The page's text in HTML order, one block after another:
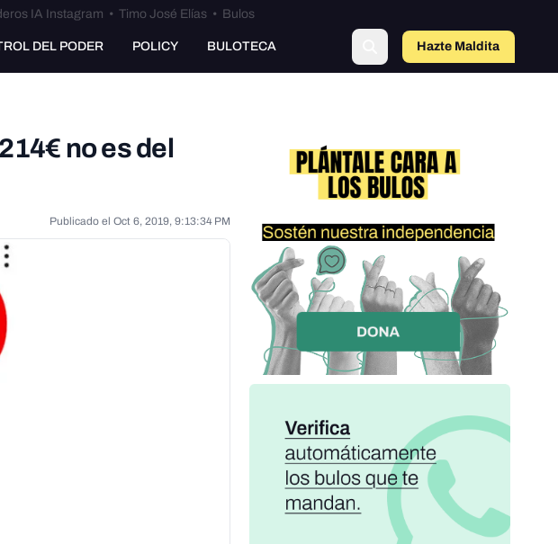
IA Instagram • Timo José Elías• Bulos
DEL PODER POLICY BULOTECA Hazte Maldita
no es del
Publicado el Oct 6, 2019, 9:13:34 PM